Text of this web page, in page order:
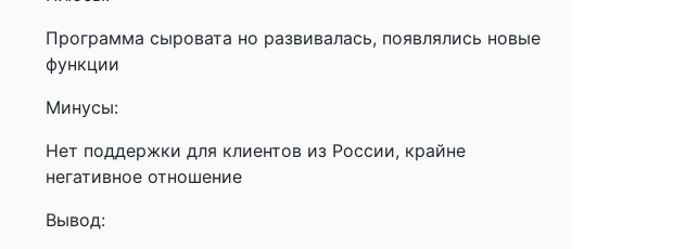
Программа сыровата но развивалась, появлялись новые
функции
Минусы:
Нет поддержки для клиентов из России, крайне
негативное отношение
Вывод: